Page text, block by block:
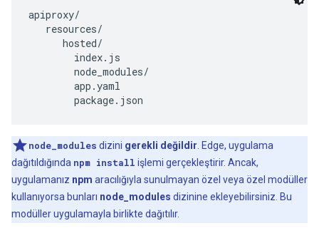
apiproxy/
   resources/
      hosted/
        index.js
        node_modules/
        app.yaml
        package.json
node_modules dizini gerekli değildir. Edge, uygulama
dağıtıldığında npm install işlemi gerçekleştirir. Ancak,
uygulamanız npm aracılığıyla sunulmayan özel veya özel modüller
kullanıyorsa bunları node_modules dizinine ekleyebilirsiniz. Bu
modüller uygulamayla birlikte dağıtılır.